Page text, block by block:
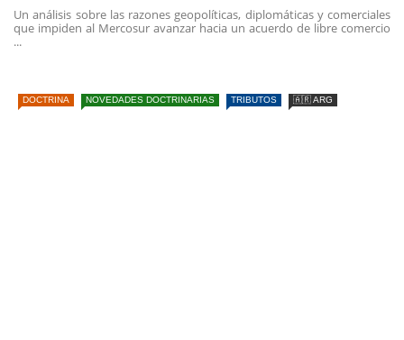
Un análisis sobre las razones geopolíticas, diplomáticas y comerciales
que impiden al Mercosur avanzar hacia un acuerdo de libre comercio
...
DOCTRINA NOVEDADES DOCTRINARIAS TRIBUTOS 🇦🇷 ARG